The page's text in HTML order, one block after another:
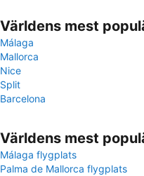
Världens mest
Málaga
Mallorca
Nice
Split
Barcelona
Världens mest
Málaga flygplats
Palma de Mallorca flygplats